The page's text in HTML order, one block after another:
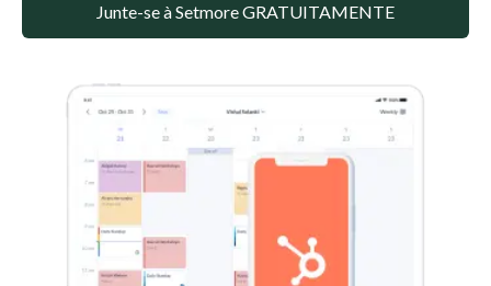
Junte-se à Setmore GRATUITAMENTE